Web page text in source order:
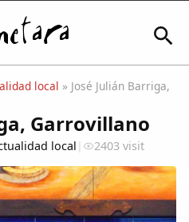
local » José Julián Barriga,
Garrovillano
local | 2403 visit